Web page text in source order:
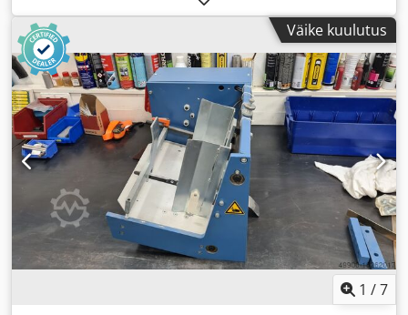
Väike kuulutus
1 /7